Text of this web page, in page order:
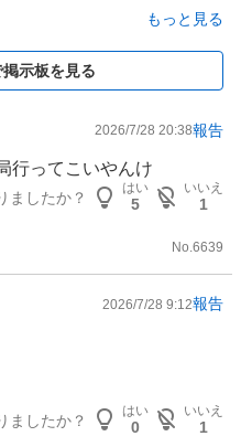
もっと見る
示板を見る
2026/7/28 20:38報告
行ってこいやんけ
ましたか？
はい
5
いいえ
1
No. 6639
2026/7/28 9:12報告
ましたか？
はい
0
いいえ
1